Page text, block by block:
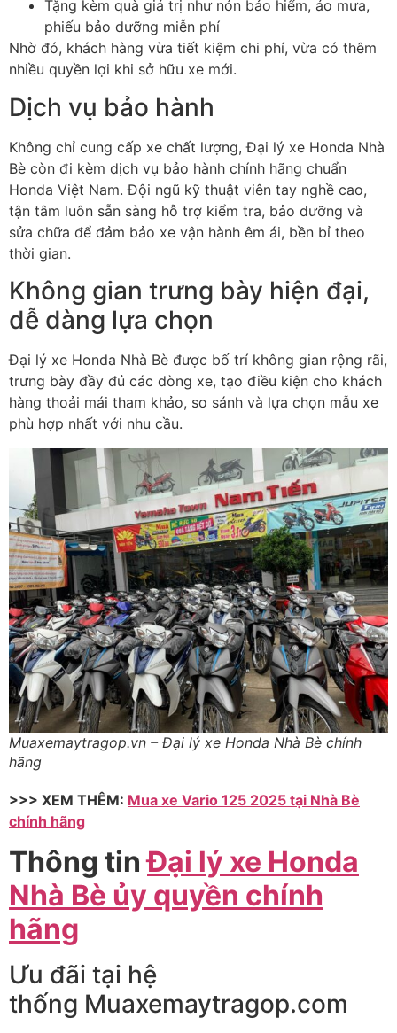
Tặng kèm quà giá trị như nón bảo hiểm, áo mưa,
phiếu bảo dưỡng miễn phí
Nhờ đó, khách hàng vừa tiết kiệm chi phí, vừa có thêm
nhiều quyền lợi khi sở hữu xe mới.
Dịch vụ bảo hành
Không chỉ cung cấp xe chất lượng, Đại lý xe Honda Nhà
Bè còn đi kèm dịch vụ bảo hành chính hãng chuẩn
Honda Việt Nam.Đội ngũ kỹ thuật viên tay nghề cao,
tận tâm luôn sẵn sàng hỗ trợ kiểm tra, bảo dưỡng và
sửa chữa để đảm bảo xe vận hành êm ái, bền bỉ theo
thời gian.
Không gian trưng bày hiện đại,
dễ dàng lựa chọn
Đại lý xe Honda Nhà Bè được bố trí không gian rộng rãi,
trưng bày đầy đủ các dòng xe, tạo điều kiện cho khách
hàng thoải mái tham khảo, so sánh và lựa chọn mẫu xe
phù hợp nhất với nhu cầu.
Muaxemaytragop.vn – Đại lý xe Honda Nhà Bè chính
hãng
>>> XEM THÊM: Mua xe Vario 125 2025 tại Nhà Bè
chính hãng
Thông tinĐại lý xe Honda
Nhà Bè ủy quyền chính
hãng
Ưu đãi tại hệ
thống Muaxemaytragop.com